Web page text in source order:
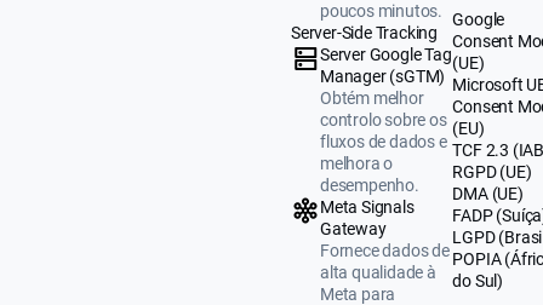
poucos minutos.
Server-Side Tracking
Server Google Tag
Manager (sGTM)
Obtém melhor
controlo sobre os
fluxos de dados e
melhora o
desempenho.
Meta Signals
Gateway
Fornece dados de
alta qualidade à
Meta para
Google
Consent
(UE)
Microsoft
Consent
(EU)
TCF 2.3
RGPD (UE)
DMA (UE)
FADP
LGPD
POPIA
do Sul)